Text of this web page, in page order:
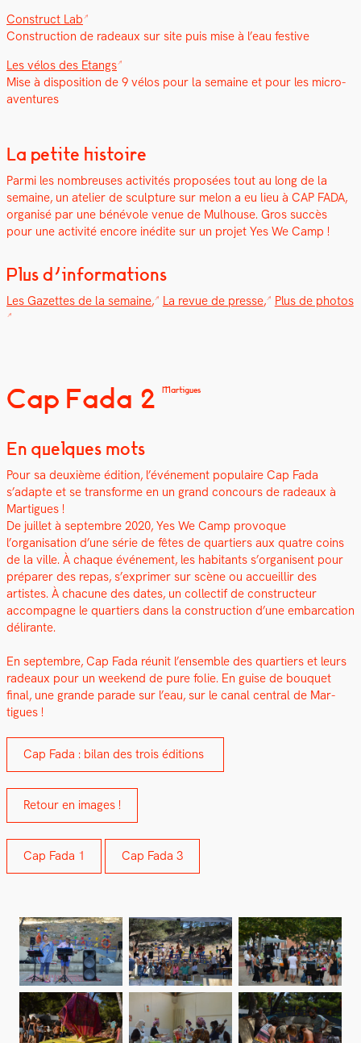
Con­struct Lab
Con­struc­tion de radeaux sur site puis mise à l’eau fes­tive
Les vélos des Etangs
Mise à dis­po­si­tion de 9 vélos pour la semaine et pour les micro-
aven­tures
La petite histoire
Par­mi les nom­breuses activ­ités pro­posées tout au long de la
semaine, un ate­lier de sculp­ture sur mel­on a eu lieu à CAP FADA,
organ­isé par une bénév­ole venue de Mul­house. Gros suc­cès
pour une activ­ité encore inédite sur un pro­jet Yes We Camp !
Plus d’informations
Les Gazettes de la semaine, La revue de presse, Plus de pho­tos
Cap Fada 2 Martigues
En quelques mots
Pour sa deux­ième édi­tion, l’événe­ment pop­u­laire Cap Fada
s’adapte et se trans­forme en un grand con­cours de radeaux à
Mar­tigues !
De juil­let à sep­tem­bre 2020, Yes We Camp provoque
l’organisation d’une série de fêtes de quartiers aux qua­tre coins
de la ville. À chaque événe­ment, les habi­tants s’organisent pour
pré­par­er des repas, s’exprimer sur scène ou accueil­lir des
artistes. À cha­cune des dates, un col­lec­tif de con­struc­teur
accom­pa­gne le quartiers dans la con­struc­tion d’une embar­ca­tion
déli­rante.
En sep­tem­bre, Cap Fada réu­nit l’ensemble des quartiers et leurs
radeaux pour un week­end de pure folie. En guise de bou­quet
final, une grande parade sur l’eau, sur le canal cen­tral de Mar­
tigues !
Cap Fada : bilan des trois édi­tions
Retour en images !
Cap Fada 1 Cap Fada 3